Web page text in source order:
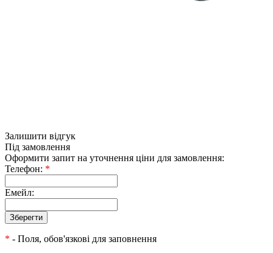
Залишити відгук
Під замовлення
Оформити запит на уточнення ціни для замовлення:
Телефон: *
Емейл:
* - Поля, обов'язкові для заповнення